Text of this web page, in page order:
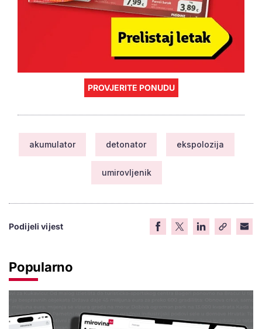
PROVJERITE PONUDU
akumulator detonator ekspolozija
umirovljenik
Podijeli vijest
Popularno